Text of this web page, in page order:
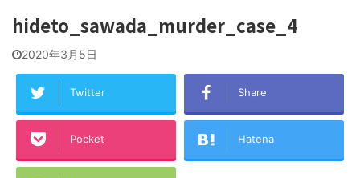
hideto_sawada_murder_case_4
2020年3月5日
Twitter Share
Pocket Hatena